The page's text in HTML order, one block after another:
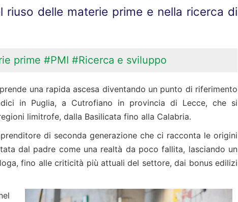
riuso delle materie prime e nella ricerca di
prime #PMI #Ricerca e sviluppo
una rapida ascesa diventando un punto di riferimento
in Puglia, a Cutrofiano in provincia di Lecce, che si
limitrofe, dalla Basilicata fino alla Calabria.
di seconda generazione che ci racconta le origini
dal padre come una realtà da poco fallita, lasciando un
fino alle criticità più attuali del settore, dai bonus edilizi